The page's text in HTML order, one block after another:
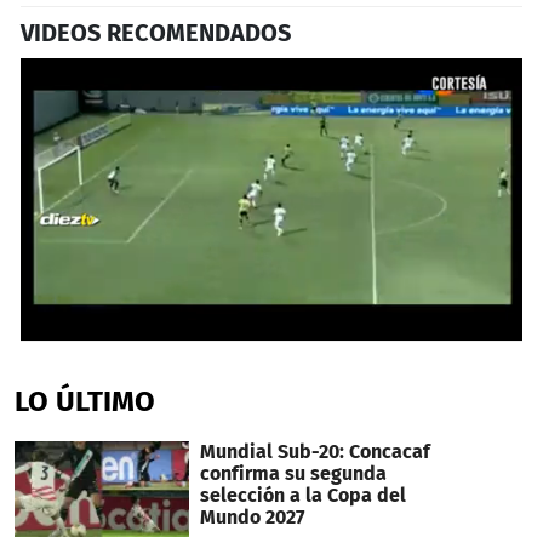
VIDEOS RECOMENDADOS
of
32
LO ÚLTIMO
Mundial Sub-20: Concacaf
confirma su segunda
selección a la Copa del
Mundo 2027